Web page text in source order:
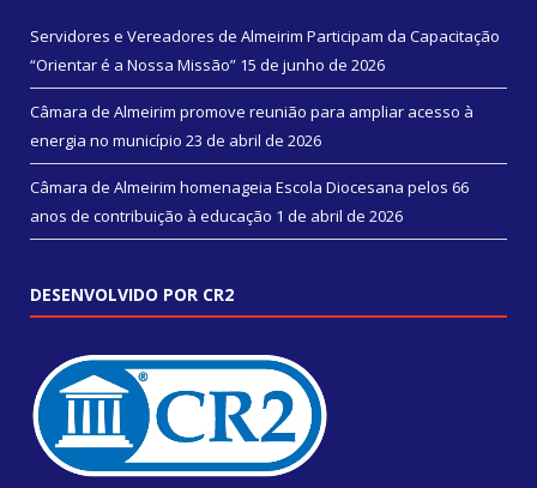
Servidores e Vereadores de Almeirim Participam da Capacitação
“Orientar é a Nossa Missão” 15 de junho de 2026
Câmara de Almeirim promove reunião para ampliar acesso à
energia no município 23 de abril de 2026
Câmara de Almeirim homenageia Escola Diocesana pelos 66
anos de contribuição à educação 1 de abril de 2026
DESENVOLVIDO POR CR2